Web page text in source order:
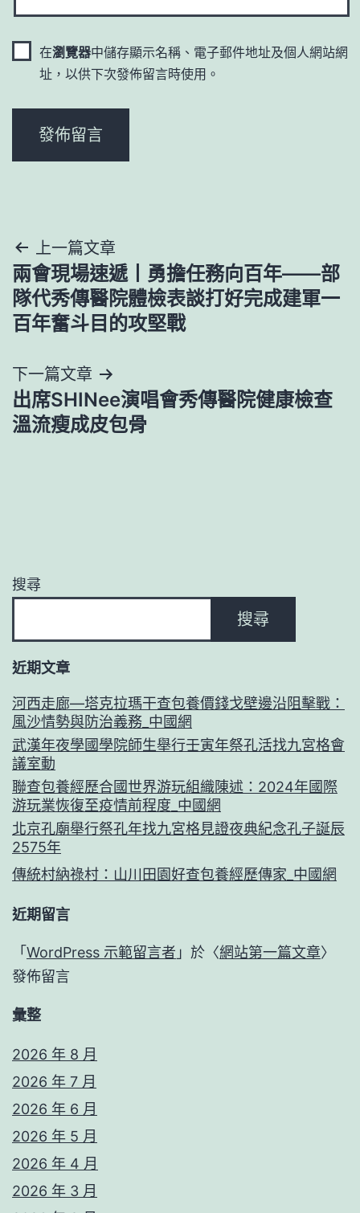
在瀏覽器中儲存顯示名稱、電子郵件地址及個人網站網
址，以供下次發佈留言時使用。
文
章
導
覽
上一篇文章
兩會現場速遞丨勇擔任務向百年——部
隊代秀傳醫院體檢表談打好完成建軍一
百年奮斗目的攻堅戰
下一篇文章
出席SHINee演唱會秀傳醫院健康檢查
溫流瘦成皮包骨
搜尋
搜尋
近期文章
河西走廊—塔克拉瑪干查包養價錢戈壁邊沿阻擊戰：
風沙情勢與防治義務_中國網
武漢年夜學國學院師生舉行壬寅年祭孔活找九宮格會
議室動
聯查包養經歷合國世界游玩組織陳述：2024年國際
游玩業恢復至疫情前程度_中國網
北京孔廟舉行祭孔年找九宮格見證夜典紀念孔子誕辰
2575年
傳統村納祿村：山川田園好查包養經歷傳家_中國網
近期留言
「 WordPress 示範留言者 」於〈網站第一篇文章〉
發佈留言
彙整
2026 年 8 月
2026 年 7 月
2026 年 6 月
2026 年 5 月
2026 年 4 月
2026 年 3 月